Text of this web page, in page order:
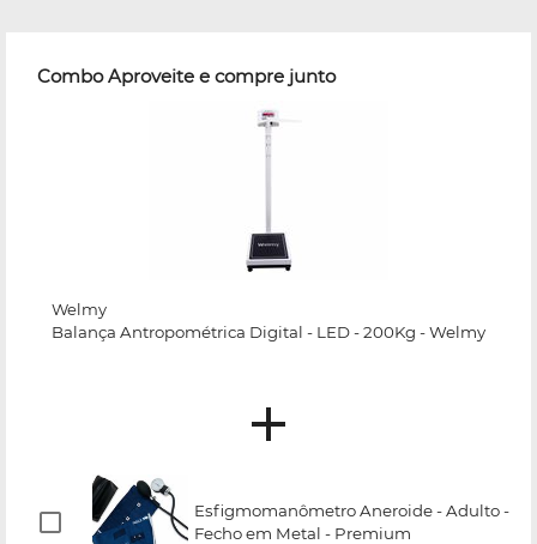
Combo Aproveite e compre junto
Welmy
Balança Antropométrica Digital - LED - 200Kg - Welmy
Esfigmomanômetro Aneroide - Adulto -
Fecho em Metal - Premium